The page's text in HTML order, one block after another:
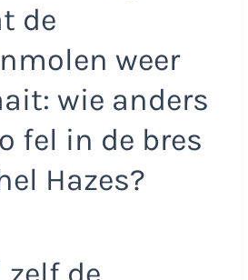
de
weer
wie anders
fel in de bres
Hazes?